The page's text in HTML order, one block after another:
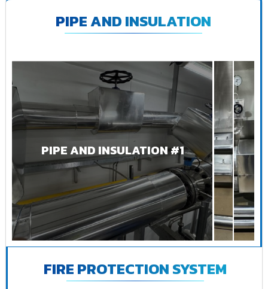
PIPE AND INSULATION
PIPE AND INSULATION #1
FIRE PROTECTION SYSTEM